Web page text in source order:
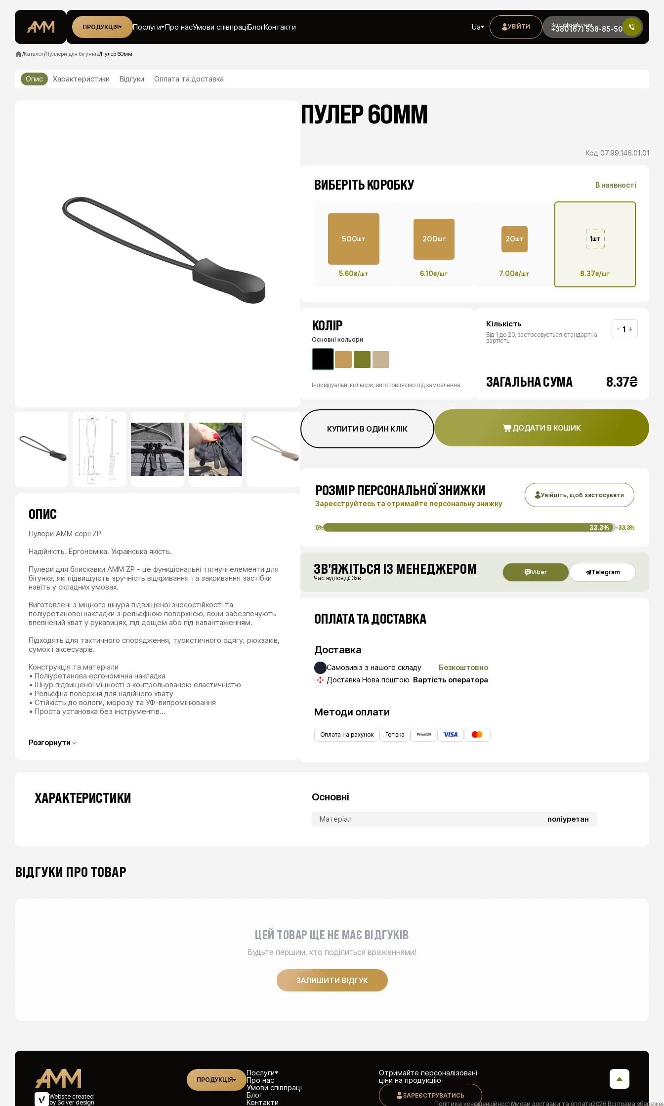
ПРОДУКЦІЯ Послуги Про насУмови співпраціБлогКонтакти Ua УВІЙТИ Зателефонуйте нам
+380 (67) 538-85-50
/Каталог/Пуллери для бігунків/Пулер 60мм
Опис Характеристики Відгуки Оплата та доставка
ОПИС
Пулери AMM серії ZP
Надійність. Ергономіка. Українська якість.
Пулери для блискавки AMM ZP - це функціональні тягнучі елементи для
бігунка, які підвищують зручність відкривання та закривання застібки
навіть у складних умовах.
Виготовлені з міцного шнура підвищеної зносостійкості та
поліуретанової накладки з рельєфною поверхнею, вони забезпечують
впевнений хват у рукавицях, під дощем або під навантаженням.
Підходять для тактичного спорядження, туристичного одягу, рюкзаків,
сумок і аксесуарів.
Конструкція та матеріали
• Поліуретанова ергономічна накладка
• Шнур підвищеної міцності з контрольованою еластичністю
• Рельєфна поверхня для надійного хвату
• Стійкість до вологи, морозу та УФ-випромінювання
• Проста установка без інструментів…
Розгорнути
ПУЛЕР 60ММ
Код 07.99.146.01.01
ВИБЕРІТЬ КОРОБКУ В наявності
500шт
5.60₴/шт
200шт
6.10₴/шт
20шт
7.00₴/шт
1шт
8.37₴/шт
КОЛІР
Основні кольори
Індивідуальні кольори, виготовляємо під замовлення
Кількість
Від 1 до 20, застосовується стандартна
вартість
- +
ЗАГАЛЬНА СУМА 8.37₴
ДОДАТИ В КОШИК
КУПИТИ В ОДИН КЛІК
РОЗМІР ПЕРСОНАЛЬНОЇ ЗНИЖКИ
Зареєструйтесь та отримайте персональну знижку
Увійдіть, щоб застосувати
0% 33.3% -33.3%
ЗВ'ЯЖІТЬСЯ ІЗ МЕНЕДЖЕРОМ
Час відповіді: 3хв
Viber Telegram
ОПЛАТА ТА ДОСТАВКА
Доставка
Самовивіз з нашого складу
Безкоштовно
Доставка Нова поштою Вартість оператора
Методи оплати
Оплата на рахунок Готівка
ХАРАКТЕРИСТИКИ Основні
Матеріал поліуретан
ВІДГУКИ ПРО ТОВАР
ЦЕЙ ТОВАР ЩЕ НЕ МАЄ ВІДГУКІВ
Будьте першим, хто поділиться враженнями!
ЗАЛИШИТИ ВІДГУК
ПРОДУКЦІЯ
Послуги
Про нас
Умови співпраці
Блог
Контакти
Отримайте персоналізовані
ціни на продукцію
ЗАРЕЄСТРУВАТИСЬ
Website created
by Solver design
Політика конфіденційностіУмови доставки та оплати2026 Всі права